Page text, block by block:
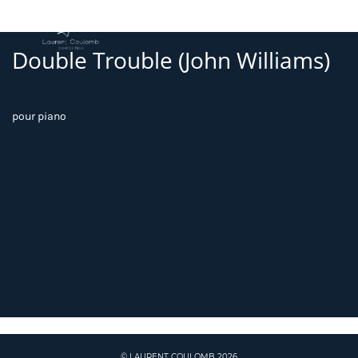
Double Trouble (John Williams)
pour piano